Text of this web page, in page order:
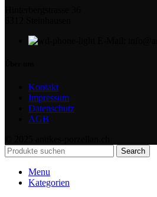
Kontakt
Impressum
Datenschutz
AGB
Search
Menu
Kategorien